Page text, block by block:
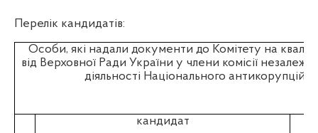
Перелік кандидатів:
Особи, які надали документи до Комітету на
від Верховної Ради України у члени комісії
діяльності Національного
кандидат